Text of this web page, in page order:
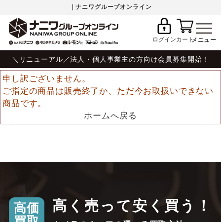
｜ナニワグループオンライン
ログインカート
＼リニューアル／法人・個人事業主の方向け会員募集開始！
申し訳ございません。
ご指定の商品は販売終了か、ただ今お取扱いできない
商品です。
ホームへ戻る
高価
高く売って安く買う！